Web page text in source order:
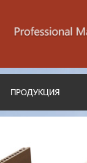
ПРОДУКЦИЯ